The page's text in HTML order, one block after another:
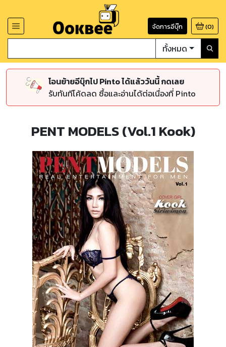
จัดการอีบุ๊ก (0)
ทั้งหมด
โอนย้ายอีบุ๊กไป Pinto ได้แล้ววันนี้ กดเลย
รับทันทีโค้ดลด ซื้อและอ่านได้ต่อเนื่องที่ Pinto
PENT MODELS (Vol.1 Kook)